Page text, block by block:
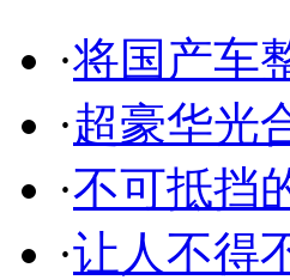
·将国产车
·超豪华光
·不可抵挡
·让人不得